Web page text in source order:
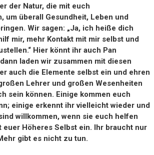
der Natur, die mit euch
um überall Gesundheit, Leben und
Wir sagen: „Ja, ich heiße dich
mir, mehr Kontakt mit mir selbst und
Hier könnt ihr auch Pan
laden wir zusammen mit diesen
auch die Elemente selbst ein und ehren
Lehrer und großen Wesenheiten
sein können. Einige kommen euch
einige erkennt ihr vielleicht wieder und
willkommen, wenn sie euch helfen
euer Höheres Selbst ein. Ihr braucht nur
gibt es nicht zu tun.